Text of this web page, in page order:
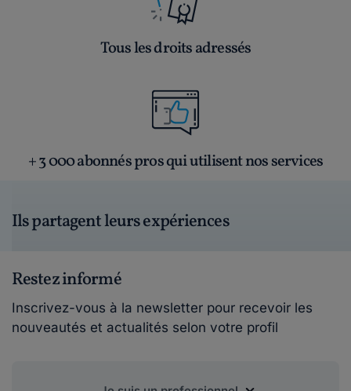
Tous les droits adressés
+ 3 000 abonnés pros qui utilisent nos services
Ils partagent leurs expériences
Restez informé
Inscrivez-vous à la newsletter pour recevoir les
nouveautés et actualités selon votre profil